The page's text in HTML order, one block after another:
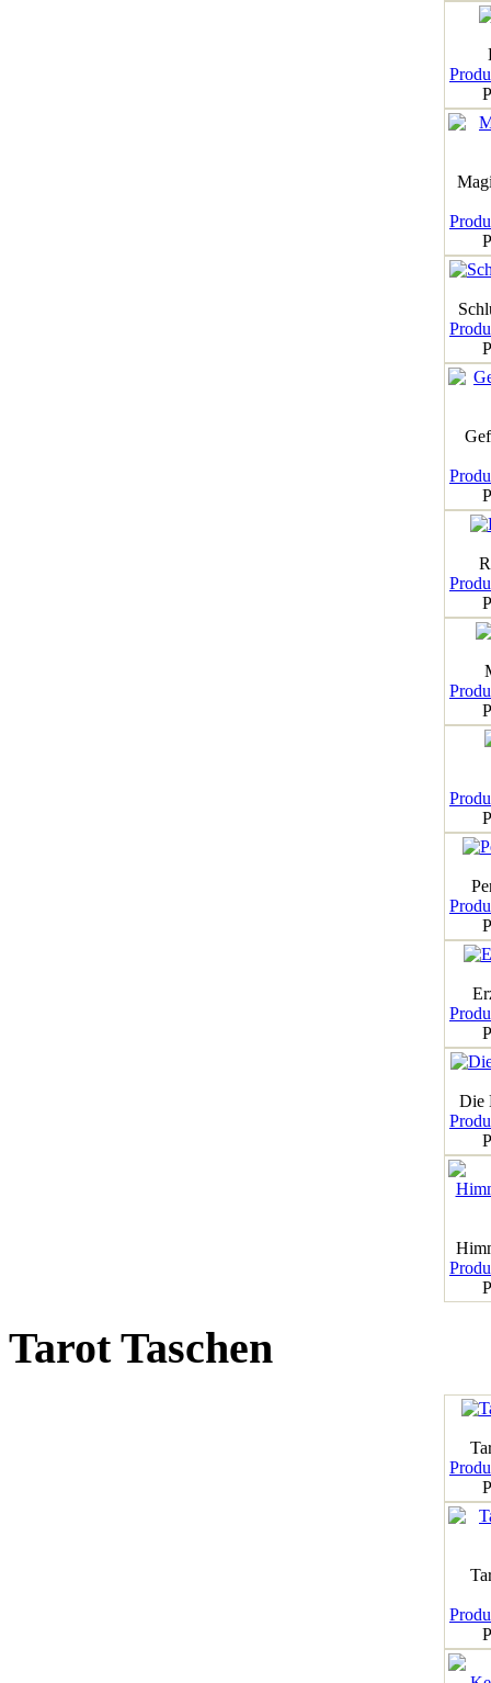
Die
Tarot Taschen